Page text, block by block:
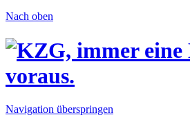
Nach oben
Navigation überspringen